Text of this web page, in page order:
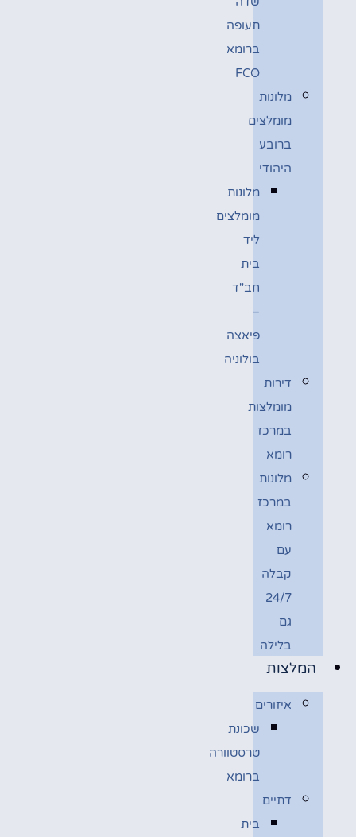
תעופה
ברומא
FCO
מלונות
מומלצים
ברובע
היהודי
מלונות
מומלצים
ליד
בית
חב"ד
–
פיאצה
בולוניה
דירות
מומלצות
במרכז
רומא
מלונות
במרכז
רומא
עם
קבלה
24/7
גם
בלילה
המלצות
איזורים
שכונת
טרסטוורה
ברומא
דתיים
בית